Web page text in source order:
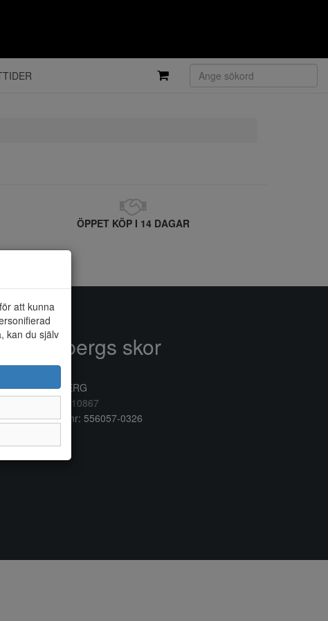
ÖPPET KÖP I 14 DAGAR
att kunna
kan du själv
Anderbergs skor
432 41 VARBERG
0340/10867
Organisationsnr: 556057-0326